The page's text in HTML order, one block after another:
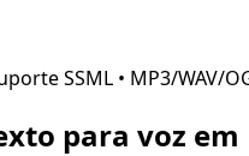
SSML • MP3/WAV/
para voz em